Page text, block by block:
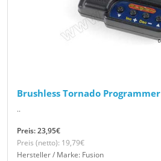
Brushless Tornado Programmer
..
Preis: 23,95€
Preis (netto): 19,79€
Hersteller / Marke: Fusion